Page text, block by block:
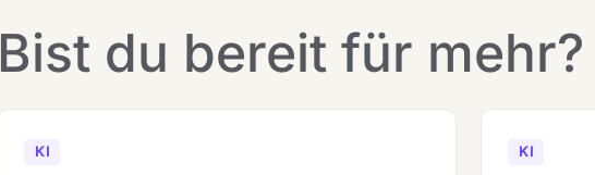
Bist du bereit für mehr?
KI KI